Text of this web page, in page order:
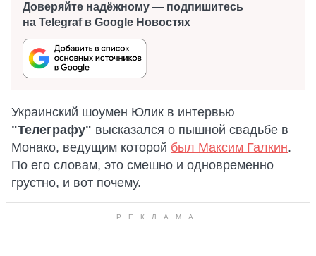
Доверяйте надёжному — подпишитесь
на Telegraf в Google Новостях
Украинский шоумен Юлик в интервью
"Телеграфу" высказался о пышной свадьбе в
Монако, ведущим которой был Максим Галкин.
По его словам, это смешно и одновременно
грустно, и вот почему.